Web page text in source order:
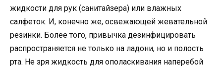
жидкости для рук (санитайзера) или влажных
салфеток. И, конечно же, освежающей жевательной
резинки. Более того, привычка дезинфицировать
распространяется не только на ладони, но и полость
рта. Не зря жидкость для ополаскивания наперебой